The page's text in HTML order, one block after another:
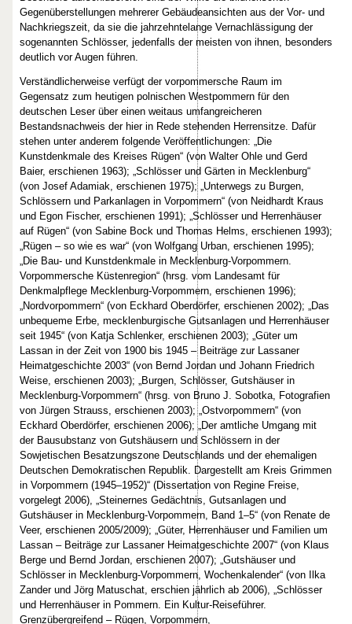
Gegenüberstellungen mehrerer Gebäudeansichten aus der Vor- und
Nachkriegszeit, da sie die jahrzehntelange Vernachlässigung der
sogenannten Schlösser, jedenfalls der meisten von ihnen, besonders
deutlich vor Augen führen.
Verständlicherweise verfügt der vorpommersche Raum im
Gegensatz zum heutigen polnischen Westpommern für den
deutschen Leser über einen weitaus umfangreicheren
Bestandsnachweis der hier in Rede stehenden Herrensitze. Dafür
stehen unter anderem folgende Veröffentlichungen: „Die
Kunstdenkmale des Kreises Rügen“ (von Walter Ohle und Gerd
Baier, erschienen 1963); „Schlösser und Gärten in Mecklenburg“
(von Josef Adamiak, erschienen 1975); „Unterwegs zu Burgen,
Schlössern und Parkanlagen in Vorpommern“ (von Neidhardt Kraus
und Egon Fischer, erschienen 1991); „Schlösser und Herrenhäuser
auf Rügen“ (von Sabine Bock und Thomas Helms, erschienen 1993);
„Rügen – so wie es war“ (von Wolfgang Urban, erschienen 1995);
„Die Bau- und Kunstdenkmale in Mecklenburg-Vorpommern.
Vorpommersche Küstenregion“ (hrsg. vom Landesamt für
Denkmalpflege Mecklenburg-Vorpommern, erschienen 1996);
„Nordvorpommern“ (von Eckhard Oberdörfer, erschienen 2002); „Das
unbequeme Erbe, mecklenburgische Gutsanlagen und Herrenhäuser
seit 1945“ (von Katja Schlenker, erschienen 2003); „Güter um
Lassan in der Zeit von 1900 bis 1945 – Beiträge zur Lassaner
Heimatgeschichte 2003“ (von Bernd Jordan und Johann Friedrich
Weise, erschienen 2003); „Burgen, Schlösser, Gutshäuser in
Mecklenburg-Vorpommern“ (hrsg. von Bruno J. Sobotka, Fotografien
von Jürgen Strauss, erschienen 2003); „Ostvorpommern“ (von
Eckhard Oberdörfer, erschienen 2006); „Der amtliche Umgang mit
der Bausubstanz von Gutshäusern und Schlössern in der
Sowjetischen Besatzungszone Deutschlands und der ehemaligen
Deutschen Demokratischen Republik. Dargestellt am Kreis Grimmen
in Vorpommern (1945–1952)“ (Dissertation von Regine Freise,
vorgelegt 2006), „Steinernes Gedächtnis, Gutsanlagen und
Gutshäuser in Mecklenburg-Vorpommern, Band 1–5“ (von Renate de
Veer, erschienen 2005/2009); „Güter, Herrenhäuser und Familien um
Lassan – Beiträge zur Lassaner Heimatgeschichte 2007“ (von Klaus
Berge und Bernd Jordan, erschienen 2007); „Gutshäuser und
Schlösser in Mecklenburg-Vorpommern, Wochenkalender“ (von Ilka
Zander und Jörg Matuschat, erschien jährlich ab 2006), „Schlösser
und Herrenhäuser in Pommern. Ein Kultur-Reiseführer.
Grenzübergreifend – Rügen, Vorpommern,